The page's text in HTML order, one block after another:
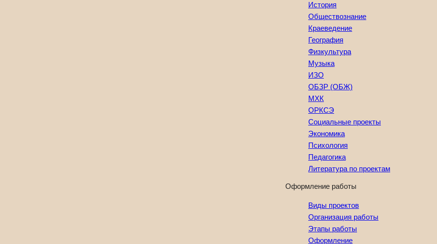
История
Обществознание
Краеведение
География
Физкультура
Музыка
ИЗО
ОБЗР (ОБЖ)
МХК
ОРКСЭ
Социальные проекты
Экономика
Психология
Педагогика
Литература по проектам
Оформление работы
Виды проектов
Организация работы
Этапы работы
Оформление